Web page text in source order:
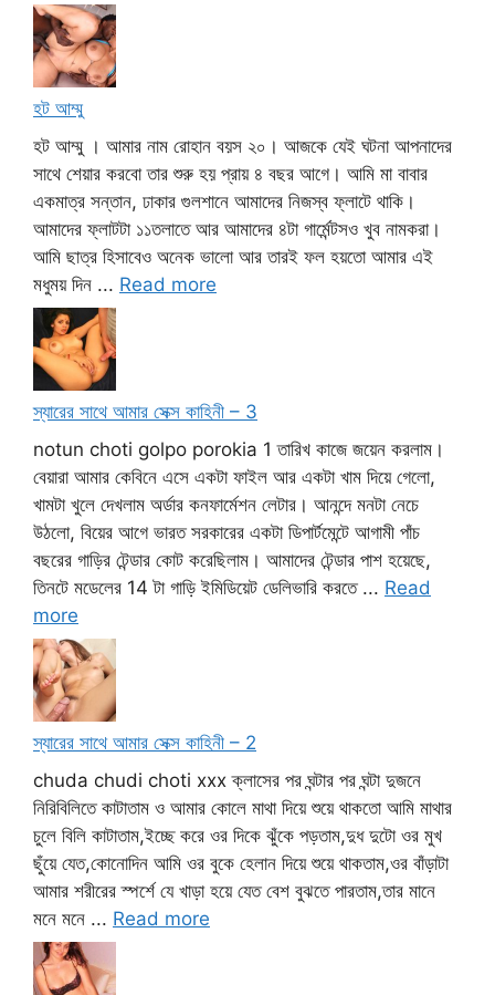
হট আম্মু
হট আম্মু । আমার নাম রোহান বয়স ২০। আজকে যেই ঘটনা আপনাদের
সাথে শেয়ার করবো তার শুরু হয় প্রায় ৪ বছর আগে। আমি মা বাবার
একমাত্র সন্তান, ঢাকার গুলশানে আমাদের নিজস্ব ফ্লাটে থাকি।
আমাদের ফ্লাটটা ১১তলাতে আর আমাদের ৪টা গার্মেন্টসও খুব নামকরা।
আমি ছাত্র হিসাবেও অনেক ভালো আর তারই ফল হয়তো আমার এই
মধুময় দিন ... Read more
স্যারের সাথে আমার সেক্স কাহিনী – 3
notun choti golpo porokia 1 তারিখ কাজে জয়েন করলাম।
বেয়ারা আমার কেবিনে এসে একটা ফাইল আর একটা খাম দিয়ে গেলো,
খামটা খুলে দেখলাম অর্ডার কনফার্মেশন লেটার। আনন্দে মনটা নেচে
উঠলো, বিয়ের আগে ভারত সরকারের একটা ডিপার্টমেন্টে আগামী পাঁচ
বছরের গাড়ির টেন্ডার কোট করেছিলাম। আমাদের টেন্ডার পাশ হয়েছে,
তিনটে মডেলের 14 টা গাড়ি ইমিডিয়েট ডেলিভারি করতে ... Read
more
স্যারের সাথে আমার সেক্স কাহিনী – 2
chuda chudi choti xxx ক্লাসের পর ঘন্টার পর ঘন্টা দুজনে
নিরিবিলিতে কাটাতাম ও আমার কোলে মাথা দিয়ে শুয়ে থাকতো আমি মাথার
চুলে বিলি কাটাতাম,ইচ্ছে করে ওর দিকে ঝুঁকে পড়তাম,দুধ দুটো ওর মুখ
ছুঁয়ে যেত,কোনোদিন আমি ওর বুকে হেলান দিয়ে শুয়ে থাকতাম,ওর বাঁড়াটা
আমার শরীরের স্পর্শে যে খাড়া হয়ে যেত বেশ বুঝতে পারতাম,তার মানে
মনে মনে ... Read more